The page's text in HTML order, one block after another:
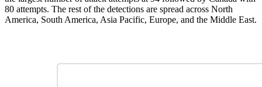
80 attempts. The rest of the detections are spread across North
America, South America, Asia Pacific, Europe, and the Middle East.